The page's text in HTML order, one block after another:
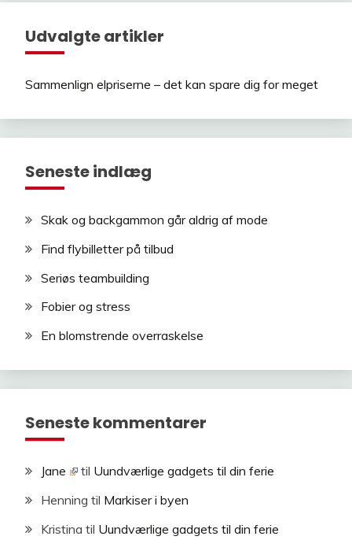
Udvalgte artikler
Sammenlign elpriserne – det kan spare dig for meget
Seneste indlæg
Skak og backgammon går aldrig af mode
Find flybilletter på tilbud
Seriøs teambuilding
Fobier og stress
En blomstrende overraskelse
Seneste kommentarer
Jane til Uundværlige gadgets til din ferie
Henning til Markiser i byen
Kristina til Uundværlige gadgets til din ferie